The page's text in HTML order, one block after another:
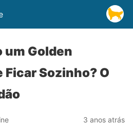
um Golden
Ficar Sozinho? O
3 anos atrás